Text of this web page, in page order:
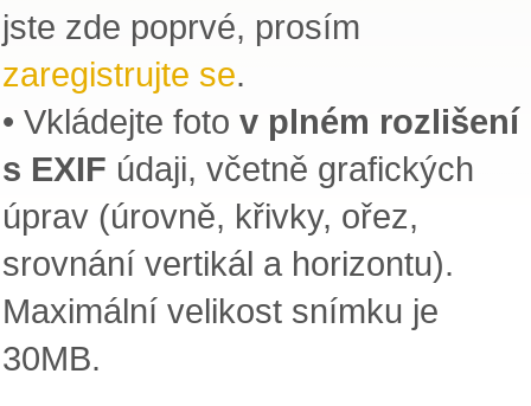
jste zde poprvé, prosím
zaregistrujte se.
• Vkládejte foto v plném rozlišení
s EXIF údaji, včetně grafických
úprav (úrovně, křivky, ořez,
srovnání vertikál a horizontu).
Maximální velikost snímku je
30MB.